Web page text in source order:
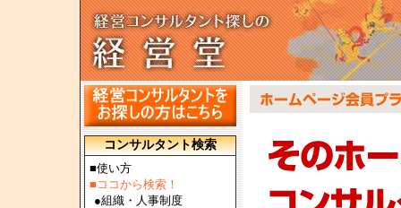
コンサルタント検索
■使い方
■ココから検索！
●組織・人事制度